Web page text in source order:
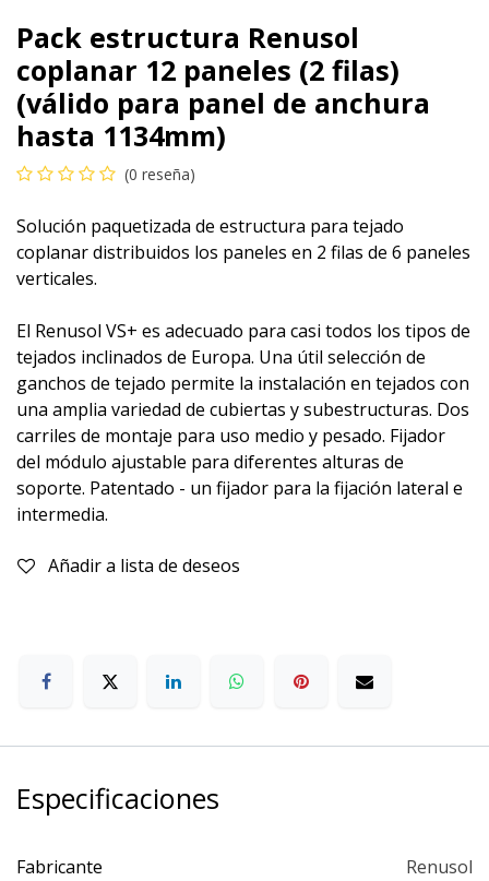
Pack estructura Renusol
coplanar 12 paneles (2 filas)
(válido para panel de anchura
hasta 1134mm)
(0 reseña)
Solución paquetizada de estructura para tejado
coplanar distribuidos los paneles en 2 filas de 6 paneles
verticales.
El Renusol VS+ es adecuado para casi todos los tipos de
tejados inclinados de Europa. Una útil selección de
ganchos de tejado permite la instalación en tejados con
una amplia variedad de cubiertas y subestructuras. Dos
carriles de montaje para uso medio y pesado. Fijador
del módulo ajustable para diferentes alturas de
soporte. Patentado - un fijador para la fijación lateral e
intermedia.
Añadir a lista de deseos
Especificaciones
Fabricante Renusol